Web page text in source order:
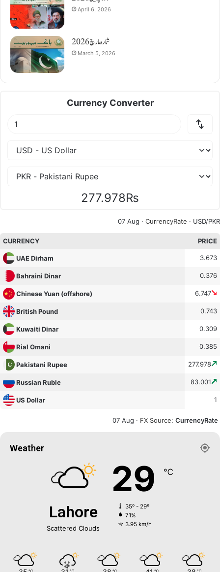
April 6, 2026
شمارہ مارچ 2026
March 5, 2026
Currency Converter
277.978₨
07 Aug · CurrencyRate · USD/PKR
CURRENCY PRICE
UAE Dirham 3.673
Bahraini Dinar 0.376
Chinese Yuan (offshore) 6.747
British Pound 0.743
Kuwaiti Dinar 0.309
Rial Omani 0.385
Pakistani Rupee 277.978
Russian Ruble 83.001
US Dollar 1
07 Aug · FX Source: CurrencyRate
Weather
Lahore
Scattered Clouds
29 ℃
35º - 29º
71%
3.95 km/h
℃ ℃ ℃ ℃ ℃